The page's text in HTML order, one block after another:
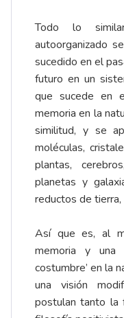
Todo lo
autoorganizado
sucedido en el
futuro en un
que sucede en
memoria en la
similitud, y se
moléculas,
plantas,
planetas y
reductos de tierra,
Así que es, al
memoria y una
costumbre’ en la
una visión
postulan tanto la